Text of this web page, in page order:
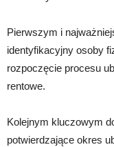
Pierwszym i
identyfikacyjny osoby
rozpoczęcie procesu
rentowe.
Kolejnym kluczowym
potwierdzające okres